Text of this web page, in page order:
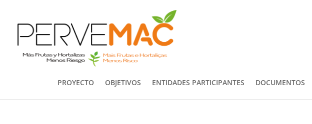
PROYECTO OBJETIVOS ENTIDADES PARTICIPANTES DOCUMENTOS